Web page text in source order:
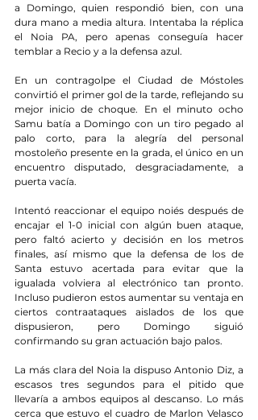
a Domingo, quien respondió bien, con una
dura mano a media altura. Intentaba la réplica
el Noia PA, pero apenas conseguía hacer
temblar a Recio y a la defensa azul.
En un contragolpe el Ciudad de Móstoles
convirtió el primer gol de la tarde, reflejando su
mejor inicio de choque. En el minuto ocho
Samu batía a Domingo con un tiro pegado al
palo corto, para la alegría del personal
mostoleño presente en la grada, el único en un
encuentro disputado, desgraciadamente, a
puerta vacía.
Intentó reaccionar el equipo noiés después de
encajar el 1-0 inicial con algún buen ataque,
pero faltó acierto y decisión en los metros
finales, así mismo que la defensa de los de
Santa estuvo acertada para evitar que la
igualada volviera al electrónico tan pronto.
Incluso pudieron estos aumentar su ventaja en
ciertos contraataques aislados de los que
dispusieron, pero Domingo siguió
confirmando su gran actuación bajo palos.
La más clara del Noia la dispuso Antonio Diz, a
escasos tres segundos para el pitido que
llevaría a ambos equipos al descanso. Lo más
cerca que estuvo el cuadro de Marlon Velasco